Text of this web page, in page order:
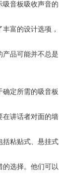
吸音板吸收声音的
富的设计选项，
产品可能并不总是
确定所需的吸音板
在讲话者对面的墙
括粘贴式、悬挂式
的选择。他们可以